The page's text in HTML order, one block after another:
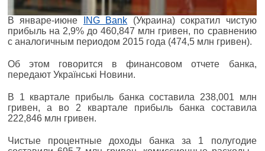
В январе-июне ING Bank (Украина) сократил чистую
прибыль на 2,9% до 460,847 млн гривен, по сравнению
с аналогичным периодом 2015 года (474,5 млн гривен).
Об этом говорится в финансовом отчете банка,
передают Українські Новини.
В 1 квартале прибыль банка составила 238,001 млн
гривен, а во 2 квартале прибыль банка составила
222,846 млн гривен.
Чистые процентные доходы банка за 1 полугодие